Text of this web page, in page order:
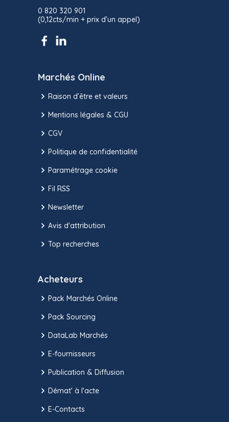
0 820 320 901
(0,12cts/min + prix d’un appel)
Marchés Online
Raison d’être et valeurs
Mentions légales & CGU
CGV
Politique de confidentialité
Paramétrage cookie
Fil RSS
Newsletter
Avis d'attribution
Top recherches
Acheteurs
Pack Marchés Online
Pack Sourcing
DataLab Marchés
E-fournisseurs
Publication & Diffusion
Démat' à l'acte
E-Contacts